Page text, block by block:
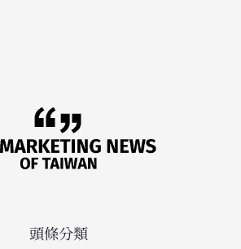
頭條分類